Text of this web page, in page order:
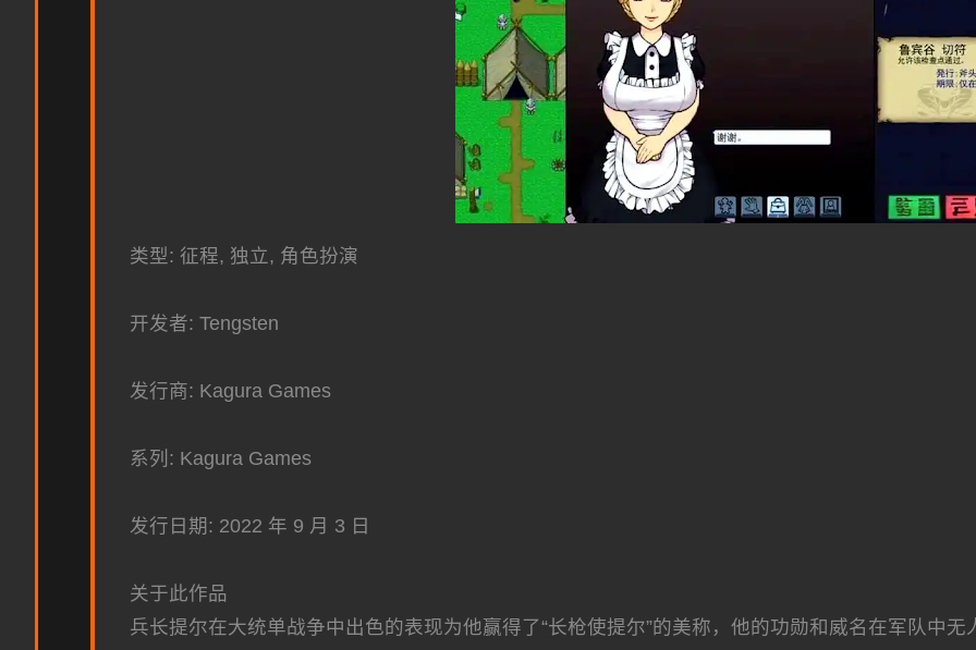
类型: 征程, 独立, 角色扮演
开发者: Tengsten
发行商: Kagura Games
系列: Kagura Games
发行日期: 2022 年 9 月 3 日
关于此作品
兵长提尔在大统单战争中出色的表现为他赢得了“长枪使提尔”的美称，他的功勋和威名在军队中